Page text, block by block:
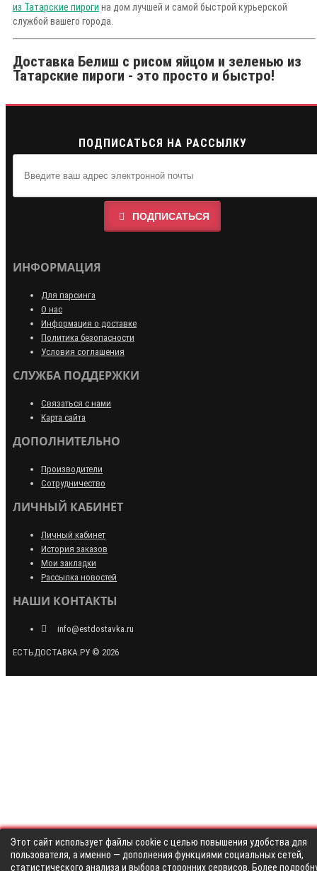
из Татарские пироги на дом лучшей и самой быстрой курьерской
службой вашего города.
Доставка Белиш с рисом яйцом и зеленью из
Татарские пироги - это просто и быстро!
ПОДПИСАТЬСЯ НА РАССЫЛКУ
ПОДПИСАТЬСЯ
ИНФОРМАЦИЯ
Для парсинга
О нас
Информация о доставке
Политика безопасности
Условия соглашения
СЛУЖБА ПОДДЕРЖКИ
Связаться с нами
Карта сайта
ДОПОЛНИТЕЛЬНО
Производители
Сотрудничество
ЛИЧНЫЙ КАБИНЕТ
Личный кабинет
История заказов
Мои закладки
Рассылка новостей
НАШИ КОНТАКТЫ
info@estdostavka.ru
ЕСТЬДОСТАВКА.РУ © 2026
Этот сайт использует файлы cookie с целью повышения удобства для
пользователя, а именно — дополнения функциями социальных сетей,
статистического анализа и выбора сторонних сервисов. Более